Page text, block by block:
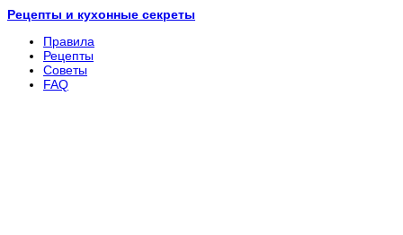
Рецепты и кухонные секреты
Правила
Рецепты
Советы
FAQ